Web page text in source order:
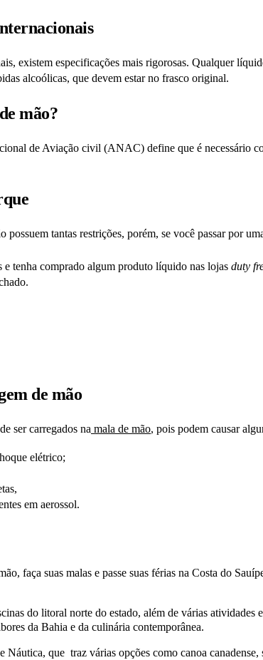
existem especificações mais rigorosas. Qualquer
alcoólicas, que devem estar no frasco original.
mão?
de Aviação civil (ANAC) define que é necessário
possuem tantas restrições, porém, se você passar por
tenha comprado algum produto líquido nas lojas duty
de mão
ser carregados na mala de mão, pois podem causar
elétrico;
em aerossol.
faça suas malas e passe suas férias na Costa do
do litoral norte do estado, além de várias
da Bahia e da culinária contemporânea.
Náutica, que traz várias opções como canoa